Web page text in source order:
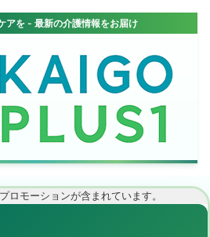
ロモーションが含まれています。